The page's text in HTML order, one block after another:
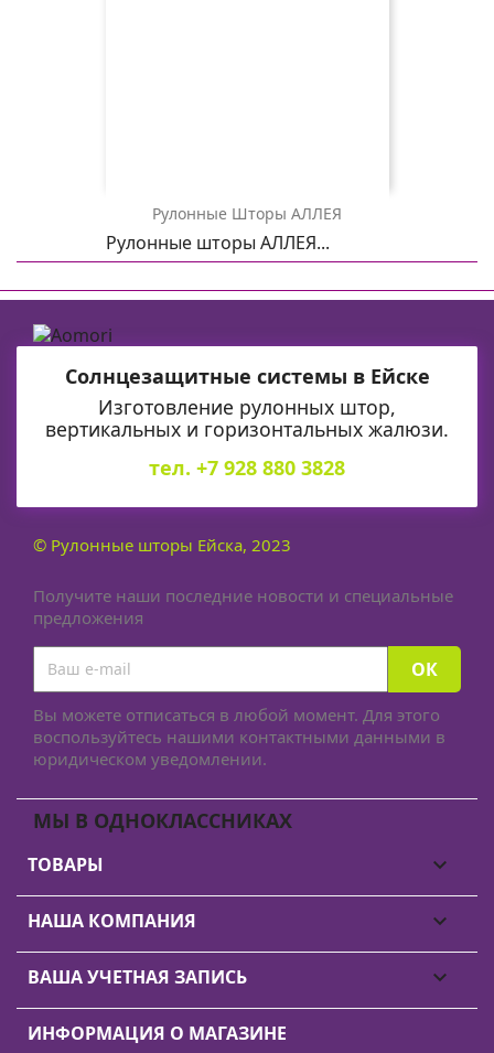
Рулонные Шторы АЛЛЕЯ
Рулонные шторы АЛЛЕЯ...
АЛЛЕЯ
2871
коричневый
АЛЛЕЯ
0225
АЛЛЕЯ
2871
Солнцезащитные системы в Ейске
Изготовление рулонных штор,
вертикальных и горизонтальных жалюзи.
тел. +7 928 880 3828
© Рулонные шторы Ейска, 2023
Получите наши последние новости и специальные
предложения
Вы можете отписаться в любой момент. Для этого
воспользуйтесь нашими контактными данными в
юридическом уведомлении.
МЫ В ОДНОКЛАССНИКАХ
ТОВАРЫ 
НАША КОМПАНИЯ 
ВАША УЧЕТНАЯ ЗАПИСЬ 
ИНФОРМАЦИЯ О МАГАЗИНЕ